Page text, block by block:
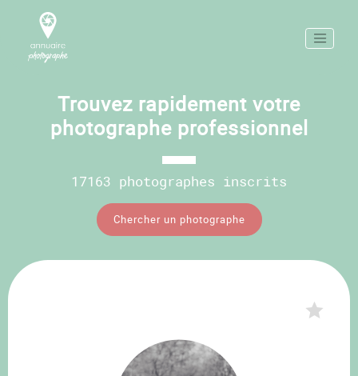
Trouvez rapidement votre
photographe professionnel
17163 photographes inscrits
Chercher un photographe